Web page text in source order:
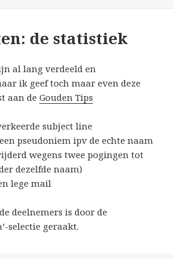
de statistiek
al lang verdeeld en
ik geef toch maar even deze
aan deGouden Tips
subject line
pseudoniem ipv de echte naam
wegens twee pogingen tot
dezelfde naam)
lege mail
deelnemers is door de
selectie geraakt.